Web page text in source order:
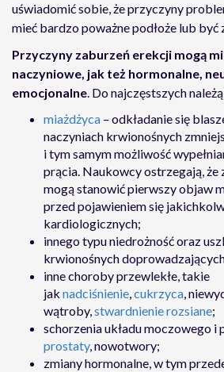
uświadomić sobie, że przyczyny
mieć bardzo poważne podłoże lub być
Przyczyny zaburzeń erekcji mogą
naczyniowe, jak też hormonalne,
emocjonalne. Do najczęstszych
miażdżyca – odkładanie się
naczyniach krwionośnych
i tym samym możliwość
prącia. Naukowcy ostrzegają, że
mogą stanowić pierwszy objaw
przed pojawieniem się
kardiologicznych;
innego typu niedrożność oraz
krwionośnych
inne choroby przewlekłe, takie
jak nadciśnienie,cukrzyca,
wątroby,stwardnienie rozsiane;
schorzenia układu moczowego i
prostaty, nowotwory;
zmiany hormonalne, w tym